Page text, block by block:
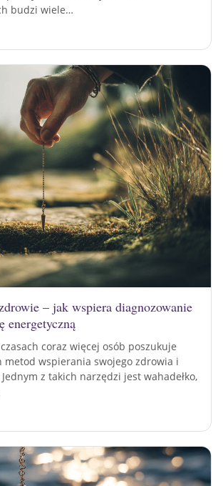
budzi wiele…
– jak wspiera diagnozowanie
energetyczną
coraz więcej osób poszukuje
metod wspierania swojego zdrowia i
z takich narzędzi jest wahadełko,